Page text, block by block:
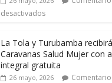
desactivados
La Tola y Turubamba
Caravanas Salud Mujer con
integral gratuita
26 mayo, 2026